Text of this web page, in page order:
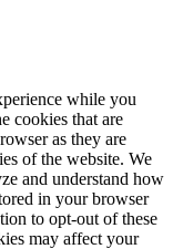
while you
cookies that are
as they are
of the website. We
and understand how
in your browser
to opt-out of these
may affect your